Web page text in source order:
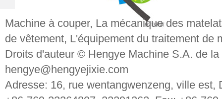
Machine à couper, La mécanique des
de vêtement, L'équipement du traitement de
Droits d'auteur © Hengye Machine S.A. de
hengye@hengyejixie.com
Adresse: 16, rue wentangwenzeng, ville